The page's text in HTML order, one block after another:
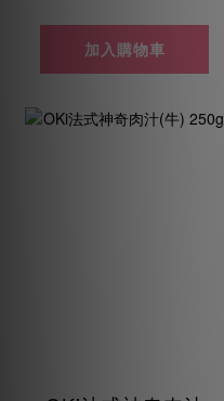
加入購物車